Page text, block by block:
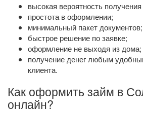
высокая вероятность
простота в оформлении;
минимальный пакет документов;
быстрое решение по заявке;
оформление не выходя из дома;
получение денег любым
клиента.
Как оформить займ в
онлайн?